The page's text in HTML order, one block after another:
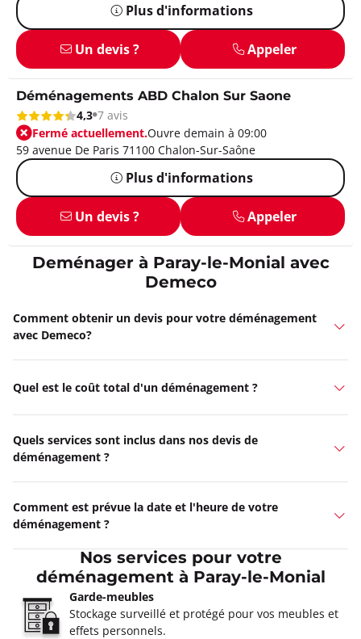
Plus d'informations
Un devis ? Appeler
Déménagements ABD Chalon Sur Saone
4,3 7 avis
Fermé actuellement.Ouvre demain à 09:00
59 avenue De Paris 71100 Chalon-Sur-Saône
Plus d'informations
Un devis ? Appeler
Deménager à Paray-le-Monial avec
Demeco
Comment obtenir un devis pour votre déménagement
avec Demeco?
Quel est le coût total d'un déménagement ?
Quels services sont inclus dans nos devis de
déménagement ?
Comment est prévue la date et l'heure de votre
déménagement ?
Nos services pour votre
déménagement à Paray-le-Monial
Garde-meubles
Stockage surveillé et protégé pour vos meubles et
effets personnels.